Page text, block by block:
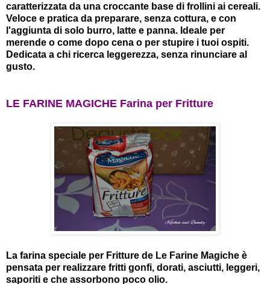
caratterizzata da una croccante base di frollini ai cereali.
Veloce e pratica da preparare, senza cottura, e con
l'aggiunta di solo burro, latte e panna. Ideale per
merende o come dopo cena o per stupire i tuoi ospiti.
Dedicata a chi ricerca leggerezza, senza rinunciare al
gusto.
LE FARINE MAGICHE Farina per Fritture
La farina speciale per Fritture de Le Farine Magiche è
pensata per realizzare fritti gonfi, dorati, asciutti, leggeri,
saporiti e che assorbono poco olio.